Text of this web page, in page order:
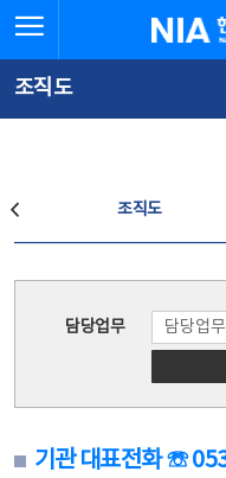
문
로
가
체
뉴
바
가
한국지능
조직도
조직도
담당업무
기관 대표전화 ☏